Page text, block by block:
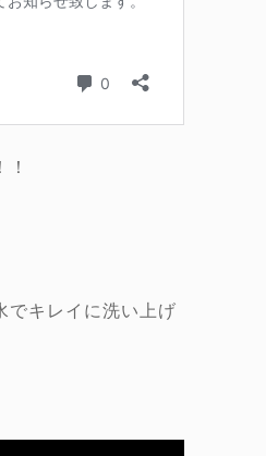
でキレイに洗い上げ